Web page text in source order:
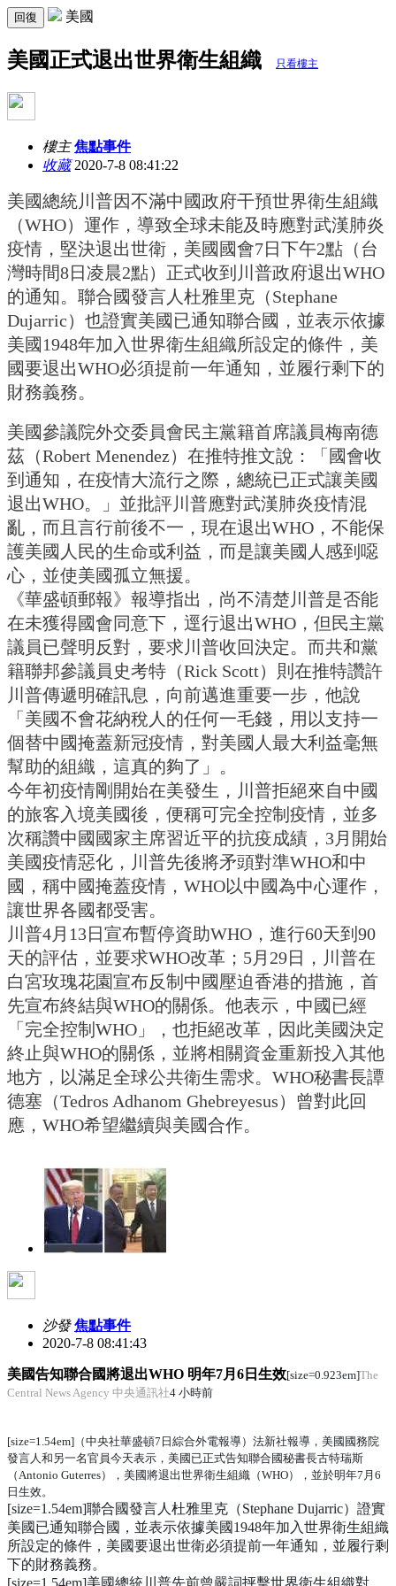
回復 美國
美國正式退出世界衛生組織 只看樓主
樓主 焦點事件
收藏2020-7-8 08:41:22
美國總統川普因不滿中國政府干預世界衛生組織
（WHO）運作，導致全球未能及時應對武漢肺炎
疫情，堅決退出世衛，美國國會7日下午2點（台
灣時間8日凌晨2點）正式收到川普政府退出WHO
的通知。聯合國發言人杜雅里克（Stephane
Dujarric）也證實美國已通知聯合國，並表示依據
美國1948年加入世界衛生組織所設定的條件，美
國要退出WHO必須提前一年通知，並履行剩下的
財務義務。
美國參議院外交委員會民主黨籍首席議員梅南德
茲（Robert Menendez）在推特推文說：「國會收
到通知，在疫情大流行之際，總統已正式讓美國
退出WHO。」並批評川普應對武漢肺炎疫情混
亂，而且言行前後不一，現在退出WHO，不能保
護美國人民的生命或利益，而是讓美國人感到噁
心，並使美國孤立無援。
《華盛頓郵報》報導指出，尚不清楚川普是否能
在未獲得國會同意下，逕行退出WHO，但民主黨
議員已聲明反對，要求川普收回決定。而共和黨
籍聯邦參議員史考特（Rick Scott）則在推特讚許
川普傳遞明確訊息，向前邁進重要一步，他說
「美國不會花納稅人的任何一毛錢，用以支持一
個替中國掩蓋新冠疫情，對美國人最大利益毫無
幫助的組織，這真的夠了」。
今年初疫情剛開始在美發生，川普拒絕來自中國
的旅客入境美國後，便稱可完全控制疫情，並多
次稱讚中國國家主席習近平的抗疫成績，3月開始
美國疫情惡化，川普先後將矛頭對準WHO和中
國，稱中國掩蓋疫情，WHO以中國為中心運作，
讓世界各國都受害。
川普4月13日宣布暫停資助WHO，進行60天到90
天的評估，並要求WHO改革；5月29日，川普在
白宮玫瑰花園宣布反制中國壓迫香港的措施，首
先宣布終結與WHO的關係。他表示，中國已經
「完全控制WHO」，也拒絕改革，因此美國決定
終止與WHO的關係，並將相關資金重新投入其他
地方，以滿足全球公共衛生需求。WHO秘書長譚
德塞（Tedros Adhanom Ghebreyesus）曾對此回
應，WHO希望繼續與美國合作。
沙發 焦點事件
2020-7-8 08:41:43
美國告知聯合國將退出WHO 明年7月6日生效[size=0.923em]The
Central News Agency 中央通訊社4 小時前
[size=1.54em]（中央社華盛頓7日綜合外電報導）法新社報導，美國國務院
發言人和另一名官員今天表示，美國已正式告知聯合國秘書長古特瑞斯
（Antonio Guterres），美國將退出世界衛生組織（WHO），並於明年7月6
日生效。
[size=1.54em]聯合國發言人杜雅里克（Stephane Dujarric）證實
美國已通知聯合國，並表示依據美國1948年加入世界衛生組織
所設定的條件，美國要退出世衛必須提前一年通知，並履行剩
下的財務義務。
[size=1.54em]美國總統川普先前曾嚴詞抨擊世界衛生組織對